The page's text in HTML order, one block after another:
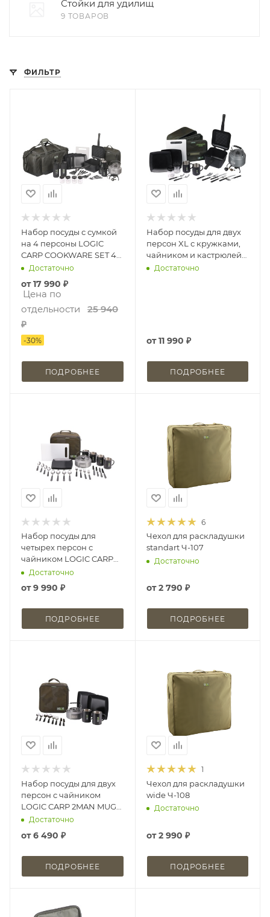
Стойки для удилищ
9 ТОВАРОВ
ФИЛЬТР
Набор посуды с сумкой
на 4 персоны LOGIC
CARP COOKWARE SET 4
MAN
Достаточно
от17 990 ₽
Цена по
отдельности
25 940
₽
-30%
ПОДРОБНЕЕ
Набор посуды для двух
персон XL с кружками,
чайником и кастрюлей
LOGIC CARP 2MAN
Достаточно
от11 990 ₽
ПОДРОБНЕЕ
Набор посуды для
четырех персон с
чайником LOGIC CARP
4MAN MUGS & KETTLE
Достаточно
от9 990 ₽
ПОДРОБНЕЕ
6
Чехол для раскладушки
standart Ч-107
Достаточно
от2 790 ₽
ПОДРОБНЕЕ
Набор посуды для двух
персон с чайником
LOGIC CARP 2MAN MUGS
& KETTLE DINNING SET
Достаточно
от6 490 ₽
ПОДРОБНЕЕ
1
Чехол для раскладушки
wide Ч-108
Достаточно
от2 990 ₽
ПОДРОБНЕЕ